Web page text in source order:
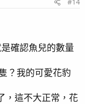
#14
確認魚兒的數量
？我的可愛花豹
，這不大正常，花